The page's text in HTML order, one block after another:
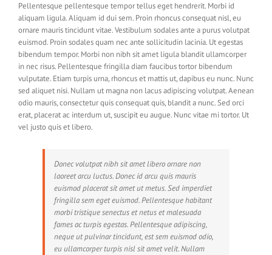
Pellentesque pellentesque tempor tellus eget hendrerit. Morbi id
aliquam ligula. Aliquam id dui sem. Proin rhoncus consequat nisl, eu
ornare mauris tincidunt vitae. Vestibulum sodales ante a purus volutpat
euismod. Proin sodales quam nec ante sollicitudin lacinia. Ut egestas
bibendum tempor. Morbi non nibh sit amet ligula blandit ullamcorper
in nec risus. Pellentesque fringilla diam faucibus tortor bibendum
vulputate. Etiam turpis urna, rhoncus et mattis ut, dapibus eu nunc. Nunc
sed aliquet nisi. Nullam ut magna non lacus adipiscing volutpat. Aenean
odio mauris, consectetur quis consequat quis, blandit a nunc. Sed orci
erat, placerat ac interdum ut, suscipit eu augue. Nunc vitae mi tortor. Ut
vel justo quis et libero.
Donec volutpat nibh sit amet libero ornare non
laoreet arcu luctus. Donec id arcu quis mauris
euismod placerat sit amet ut metus. Sed imperdiet
fringilla sem eget euismod. Pellentesque habitant
morbi tristique senectus et netus et malesuada
fames ac turpis egestas. Pellentesque adipiscing,
neque ut pulvinar tincidunt, est sem euismod odio,
eu ullamcorper turpis nisl sit amet velit. Nullam